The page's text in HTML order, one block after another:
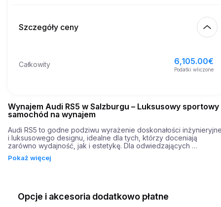
21
Depozyt gwarancyjny 3,000.00 €
Zakończ
Szczegóły ceny
Całkowity 6,105.00€
Podatki wliczone
Wynajem Audi RS5 w Salzburgu – Luksusowy sportowy
samochód na wynajem
Audi RS5 to godne podziwu wyrażenie doskonałości
i luksusowego designu, idealne dla tych, którzy doceniają
zarówno wydajność, jak i estetykę. Dla odwiedzających
Salzburgu, to wysokowydajne coupé oferuje doświadczenie
jazdy, które jest jednocześnie ekscytujące i wyrafinowane.
uzupełniony przez jego wyjątkowe rozwiązania inżynieryjne pod
maską.
Pokaż więcej
Opcje i akcesoria dodatkowo płatne